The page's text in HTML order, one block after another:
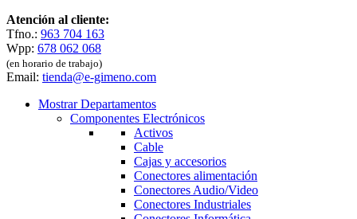
Atención al cliente:
Tfno.: 963 704 163
Wpp: 678 062 068
(en horario de trabajo)
Email: tienda@e-gimeno.com
Mostrar Departamentos
Componentes Electrónicos
Activos
Cable
Cajas y accesorios
Conectores alimentación
Conectores Audio/Video
Conectores Industriales